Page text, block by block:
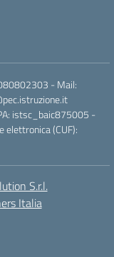
- Mail:
istsc_baic875005 -
elettronica (CUF):
S.r.l.
Italia